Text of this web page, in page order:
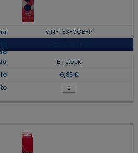
VIN-TEX-COB-P
En stock
6,95 €